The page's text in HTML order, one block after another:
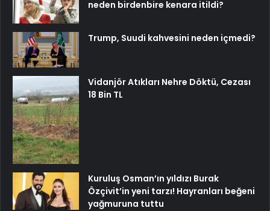
neden birdenbire kenara itildi?
Trump, Suudi kahvesini neden içmedi?
Vidanjör Atıkları Nehre Döktü, Cezası
18 Bin TL
Kuruluş Osman’ın yıldızı Burak
Özçivit’in yeni tarzı! Hayranları beğeni
yağmuruna tuttu